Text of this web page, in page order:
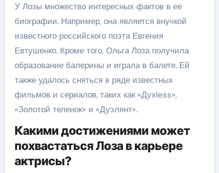
У Лозы множество интересных фактов в ее
биографии. Например, она является внучкой
известного российского поэта Евгения
Евтушенко. Кроме того, Ольга Лоза получила
образование балерины и играла в балете. Ей
также удалось сняться в ряде известных
фильмов и сериалов, таких как «Духless»,
«Золотой теленок» и «Дуэлянт».
Какими достижениями может
похвастаться Лоза в карьере
актрисы?